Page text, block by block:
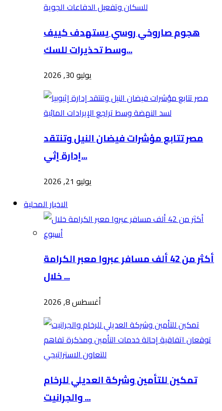
هجوم صاروخي روسي يستهدف كييف
وسط تحذيرات للسك...
يوليو 30, 2026
مصر تتابع مؤشرات فيضان النيل وتنتقد
إدارة إثي...
يوليو 21, 2026
الاخبار المحلية
أكثر من 42 ألف مسافر عبروا معبر الكرامة
خلال ...
أغسطس 8, 2026
تمكين للتأمين وشركة العديلي للرخام
والجرانيت ...